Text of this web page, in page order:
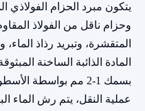
يتكون مبرد الحزام
وحزام ناقل من الفولاذ
المتقشرة، وتبريد رذاذ
المادة الذائبة الساخنة
بسمك 1-2 مم بواسطة
عملية النقل، يتم رش الماء